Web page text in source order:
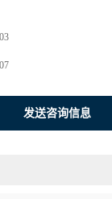
发送咨询信息